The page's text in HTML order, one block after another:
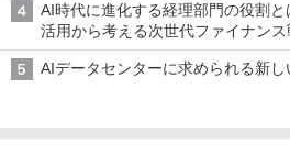
AI時代に進化する経理部門の役割
活用から考える次世代ファイナンス
AIデータセンターに求められる新